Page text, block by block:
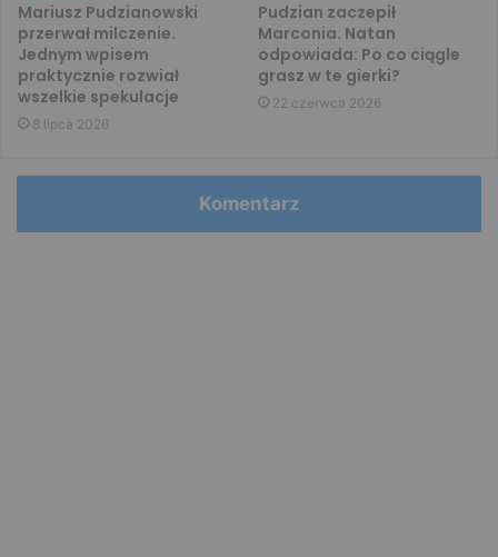
Mariusz Pudzianowski
przerwał milczenie.
Jednym wpisem
praktycznie rozwiał
wszelkie spekulacje
8 lipca 2026
Pudzian zaczepił
Marconia. Natan
odpowiada: Po co ciągle
grasz w te gierki?
22 czerwca 2026
Komentarz